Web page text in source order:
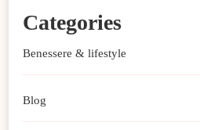
Categories
Benessere & lifestyle
Blog